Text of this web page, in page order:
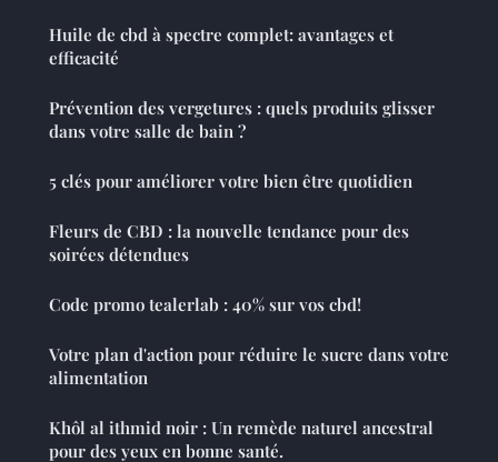
Huile de cbd à spectre complet: avantages et
efficacité
Prévention des vergetures : quels produits glisser
dans votre salle de bain ?
5 clés pour améliorer votre bien être quotidien
Fleurs de CBD : la nouvelle tendance pour des
soirées détendues
Code promo tealerlab : 40% sur vos cbd!
Votre plan d'action pour réduire le sucre dans votre
alimentation
Khôl al ithmid noir : Un remède naturel ancestral
pour des yeux en bonne santé.